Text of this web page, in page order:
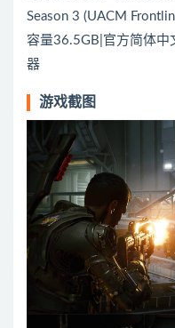
Season 3 (UACM
容量36.5GB|官方简体中
器
游戏截图